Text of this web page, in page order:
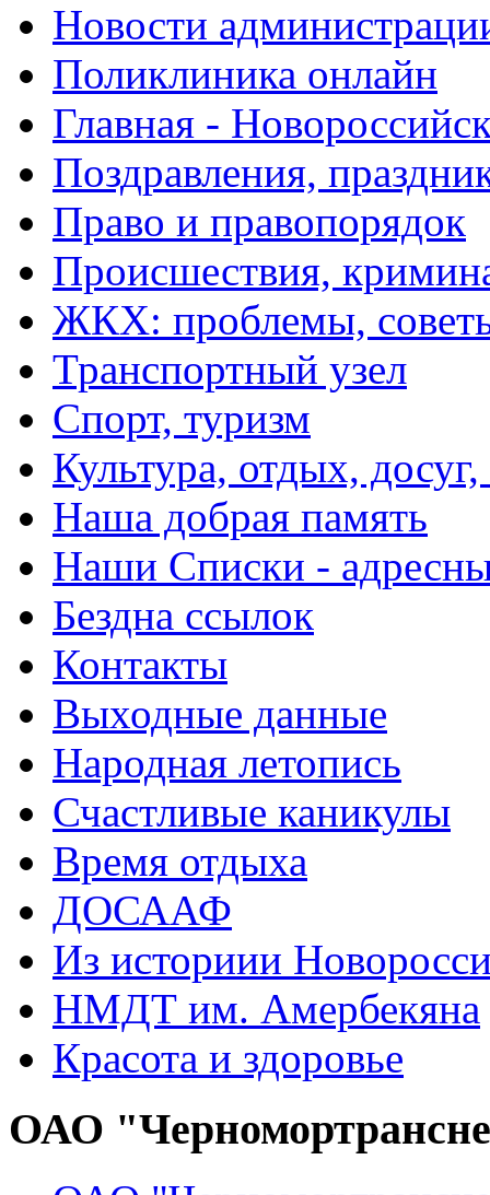
Новости
Поликлиника онлайн
Главная -
Поздравления,
Право и правопорядок
Происшествия,
ЖКХ: проблемы,
Транспортный узел
Спорт, туризм
Культура, отдых,
Наша добрая память
Наши Списки -
Бездна ссылок
Контакты
Выходные данные
Народная летопись
Счастливые каникулы
Время отдыха
ДОСААФ
Из историии
НМДТ им. Амербекяна
Красота и здоровье
ОАО